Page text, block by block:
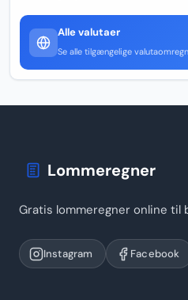
Alle valutaer
Se alle tilgængelige
Lommeregner
Gratis lommeregner online til
Instagram Facebook